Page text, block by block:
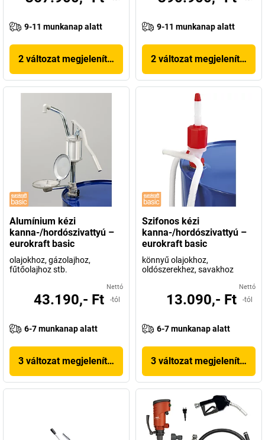
9-11 munkanap alatt
2 változat megjelenítése
9-11 munkanap alatt
2 változat megjelenítése
Alumínium kézi
kanna-/hordószivattyú –
eurokraft basic
olajokhoz, gázolajhoz,
fűtőolajhoz stb.
Nettó
43.190,- Ft -tól
6-7 munkanap alatt
3 változat megjelenítése
Szifonos kézi
kanna-/hordószivattyú –
eurokraft basic
könnyű olajokhoz,
oldószerekhez, savakhoz
Nettó
13.090,- Ft -tól
6-7 munkanap alatt
3 változat megjelenítése